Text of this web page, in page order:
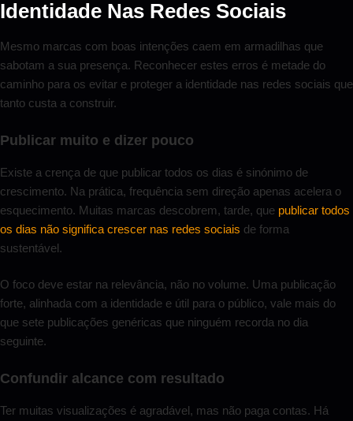
Identidade Nas Redes Sociais
Mesmo marcas com boas intenções caem em armadilhas que
sabotam a sua presença. Reconhecer estes erros é metade do
caminho para os evitar e proteger a identidade nas redes sociais que
tanto custa a construir.
Publicar muito e dizer pouco
Existe a crença de que publicar todos os dias é sinónimo de
crescimento. Na prática, frequência sem direção apenas acelera o
esquecimento. Muitas marcas descobrem, tarde, que publicar todos
os dias não significa crescer nas redes sociais de forma
sustentável.
O foco deve estar na relevância, não no volume. Uma publicação
forte, alinhada com a identidade e útil para o público, vale mais do
que sete publicações genéricas que ninguém recorda no dia
seguinte.
Confundir alcance com resultado
Ter muitas visualizações é agradável, mas não paga contas. Há